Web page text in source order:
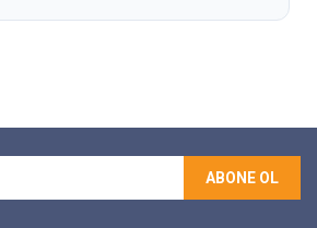
ABONE OL